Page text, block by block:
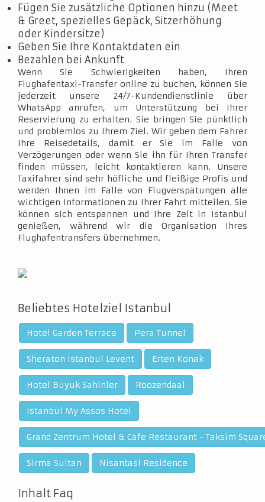
Fügen Sie zusätzliche Optionen hinzu (Meet
& Greet, spezielles Gepäck, Sitzerhöhung
oder Kindersitze)
Geben Sie Ihre Kontaktdaten ein
Bezahlen bei Ankunft
Wenn Sie Schwierigkeiten haben, Ihren
Flughafentaxi-Transfer online zu buchen, können Sie
jederzeit unsere 24/7-Kundendienstlinie über
WhatsApp anrufen, um Unterstützung bei Ihrer
Reservierung zu erhalten. Sie bringen Sie pünktlich
und problemlos zu Ihrem Ziel. Wir geben dem Fahrer
Ihre Reisedetails, damit er Sie im Falle von
Verzögerungen oder wenn Sie ihn für Ihren Transfer
finden müssen, leicht kontaktieren kann. Unsere
Taxifahrer sind sehr höfliche und fleißige Profis und
werden Ihnen im Falle von Flugverspätungen alle
wichtigen Informationen zu Ihrer Fahrt mitteilen. Sie
können sich entspannen und Ihre Zeit in Istanbul
genießen, während wir die Organisation Ihres
Flughafentransfers übernehmen.
Beliebtes Hotelziel Istanbul
Hotel Garden Terrace Pera Tunnel
Sheraton Istanbul Levent Erten Konak
Hotel Buyuk Sahinler Roozendaal
Istanbul My Assos Hotel
Grand Zentrum Hotel & Cafe Restaurant - Taksim
Sirma Sultan Nisantasi Residence
Inhalt Faq